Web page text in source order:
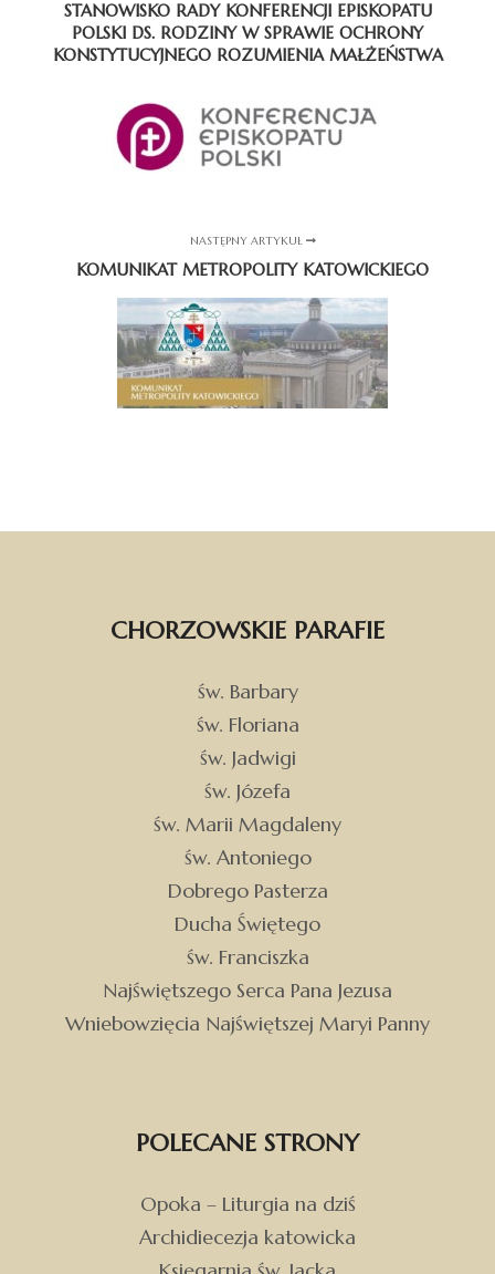
STANOWISKO RADY KONFERENCJI EPISKOPATU
POLSKI DS. RODZINY W SPRAWIE OCHRONY
KONSTYTUCYJNEGO ROZUMIENIA MAŁŻEŃSTWA
NASTĘPNY ARTYKUŁ
KOMUNIKAT METROPOLITY KATOWICKIEGO
CHORZOWSKIE PARAFIE
św. Barbary
św. Floriana
św. Jadwigi
św. Józefa
św. Marii Magdaleny
św. Antoniego
Dobrego Pasterza
Ducha Świętego
św. Franciszka
Najświętszego Serca Pana Jezusa
Wniebowzięcia Najświętszej Maryi Panny
POLECANE STRONY
Opoka – Liturgia na dziś
Archidiecezja katowicka